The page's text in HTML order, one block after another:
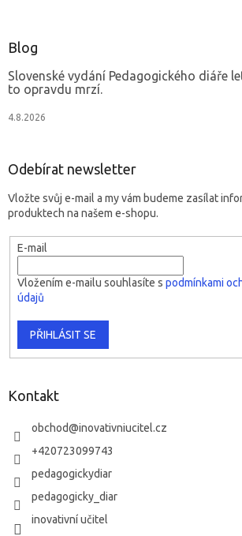
Blog
Slovenské vydání Pedagogického diáře
to opravdu mrzí.
4.8.2026
Odebírat newsletter
Vložte svůj e-mail a my vám budeme zasílat
produktech na našem e-shopu.
E-mail
Vložením e-mailu souhlasíte s podmínkami
údajů
PŘIHLÁSIT SE
Kontakt
obchod@inovativniucitel.cz
+420723099743
pedagogickydiar
pedagogicky_diar
inovativní učitel